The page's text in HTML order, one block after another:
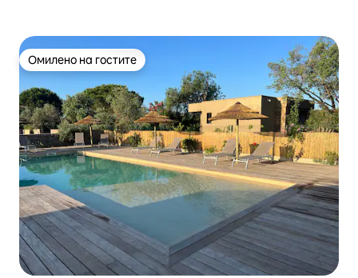
Омилено на гостите
Омилено на гостите